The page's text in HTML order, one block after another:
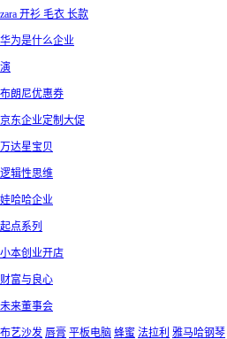
zara 开衫 毛衣 长款
华为是什么企业
演
布朗尼优惠券
京东企业定制大促
万达星宝贝
逻辑性思维
娃哈哈企业
起点系列
小本创业开店
财富与良心
未来董事会
布艺沙发 唇膏 平板电脑 蜂蜜 法拉利 雅马哈钢琴